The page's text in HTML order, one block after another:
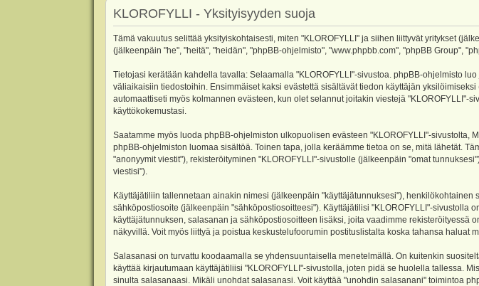
KLOROFYLLI - Yksityisyyden suoja
Tämä vakuutus selittää yksityiskohtaisesti, miten "KLOROFYLLI" ja siihen liittyvät yritykset
(jälkeenpäin "he", "heitä", "heidän", "phpBB-ohjelmisto", "www.phpbb.com", "phpBB Group",
Tietojasi kerätään kahdella tavalla: Selaamalla "KLOROFYLLI"-sivustoa. phpBB-ohjelmisto
väliaikaisiin tiedostoihin. Ensimmäiset kaksi evästettä sisältävät tiedon käyttäjän
automaattiseti myös kolmannen evästeen, kun olet selannut joitakin viestejä
käyttökokemustasi.
Saatamme myös luoda phpBB-ohjelmiston ulkopuolisen evästeen "KLOROFYLLI"-
phpBB-ohjelmiston luomaa sisältöä. Toinen tapa, jolla keräämme tietoa on se, mitä lähetät.
"anonyymit viestit"), rekisteröityminen "KLOROFYLLI"-sivustolle (jälkeenpäin "omat
viestisi").
Käyttäjätiliin tallennetaan ainakin nimesi (jälkeenpäin "käyttäjätunnuksesi"),
sähköpostiosoite (jälkeenpäin "sähköpostiosoitteesi"). Käyttäjätilisi "KLOROFYLLI"-sivustolla
käyttäjätunnuksen, salasanan ja sähköpostiosoitteen lisäksi, joita vaadimme rekisteröityessä
näkyvillä. Voit myös liittyä ja poistua keskustelufoorumin postituslistalta koska tahansa haluat
Salasanasi on turvattu koodaamalla se yhdensuuntaisella menetelmällä. On kuitenkin
käyttää kirjautumaan käyttäjätiliisi "KLOROFYLLI"-sivustolla, joten pidä se huolella tallessa.
sinulta salasanaasi. Mikäli unohdat salasanasi. Voit käyttää "unohdin salasanani" toimintoa